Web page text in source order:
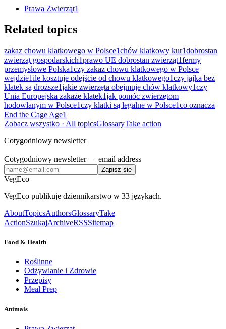
Prawa Zwierząt1
Related topics
zakaz chowu klatkowego w Polsce1chów klatkowy kur1dobrostan
zwierząt gospodarskich1prawo UE dobrostan zwierząt1fermy
przemysłowe Polska1czy zakaz chowu klatkowego w Polsce
wejdzie1ile kosztuje odejście od chowu klatkowego1czy jajka bez
klatek są droższe1jakie zwierzęta obejmuje chów klatkowy1czy
Unia Europejska zakaże klatek1jak pomóc zwierzętom
hodowlanym w Polsce1czy klatki są legalne w Polsce1co oznacza
End the Cage Age1
Zobacz wszystko · All topicsGlossaryTake action
Cotygodniowy newsletter
Cotygodniowy newsletter— email address
Zapisz się
VegEco
VegEco publikuje dziennikarstwo w 33 językach.
AboutTopicsAuthorsGlossaryTake
ActionSzukajArchiveRSSSitemap
Food & Health
Roślinne
Odżywianie i Zdrowie
Przepisy
Meal Prep
Animals